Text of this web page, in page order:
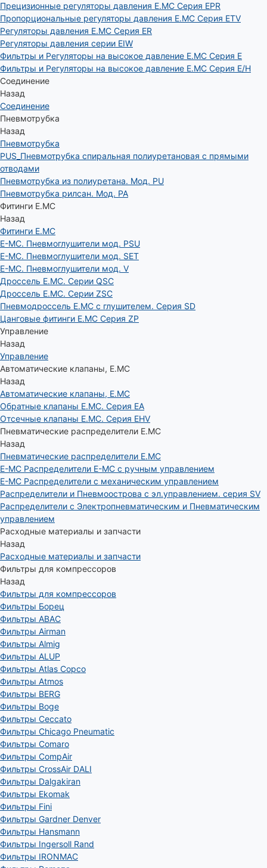
Прецизионные регуляторы давления E.MC Серия EPR
Пропорциональные регуляторы давления E.MC Серия ETV
Регуляторы давления E.MC Серия ER
Регуляторы давления серии EIW
Фильтры и Регуляторы на высокое давление E.MC Серия E
Фильтры и Регуляторы на высокое давление E.MC Серия E/H
Соединение
Назад
Соединение
Пневмотрубка
Назад
Пневмотрубка
PUS_Пневмотрубка спиральная полиуретановая с прямыми
отводами
Пневмотрубка из полиуретана. Мод. РU
Пневмотрубка рилсан. Мод. PA
Фитинги E.MC
Назад
Фитинги E.MC
E-MC. Пневмоглушители мод. PSU
E-MC. Пневмоглушители мод. SET
E-MC. Пневмоглушители мод. V
Дроссель E.MC. Серии QSC
Дроссель E.MC. Серии ZSC
Пневмодроссель E.MC с глушителем. Серия SD
Цанговые фитинги E.MC Серия ZP
Управление
Назад
Управление
Автоматические клапаны, Е.МС
Назад
Автоматические клапаны, Е.МС
Обратные клапаны E.MC. Серия EA
Отсечные клапаны E.MC. Серия EHV
Пневматические распределители E.MC
Назад
Пневматические распределители E.MC
E-MC Распределители E-MC с ручным управлением
E-MC Распределители с механическим управлением
Распределители и Пневмоострова с эл.управлением. серия SV
Распределители с Электропневматическим и Пневматическим
управлением
Расходные материалы и запчасти
Назад
Расходные материалы и запчасти
Фильтры для компрессоров
Назад
Фильтры для компрессоров
Фильтры Борец
Фильтры ABAC
Фильтры Airman
Фильтры Almig
Фильтры ALUP
Фильтры Atlas Copco
Фильтры Atmos
Фильтры BERG
Фильтры Boge
Фильтры Ceccato
Фильтры Chicago Pneumatic
Фильтры Comaro
Фильтры CompAir
Фильтры CrossAir DALI
Фильтры Dalgakiran
Фильтры Ekomak
Фильтры Fini
Фильтры Gardner Denver
Фильтры Hansmann
Фильтры Ingersoll Rand
Фильтры IRONMAC